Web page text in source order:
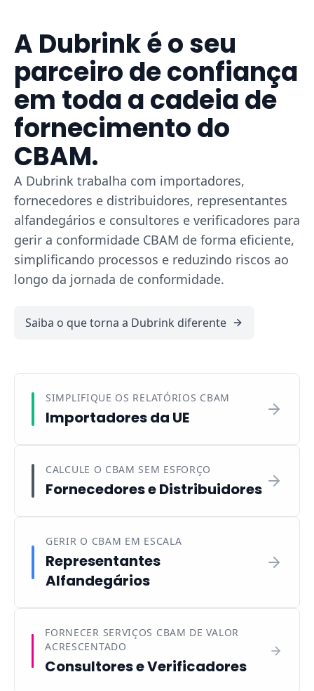
A Dubrink é o seu
parceiro de confiança
em toda a cadeia de
fornecimento do
CBAM.
A Dubrink trabalha com importadores,
fornecedores e distribuidores, representantes
alfandegários e consultores e verificadores para
gerir a conformidade CBAM de forma eficiente,
simplificando processos e reduzindo riscos ao
longo da jornada de conformidade.
Saiba o que torna a Dubrink diferente
SIMPLIFIQUE OS RELATÓRIOS CBAM
Importadores da UE
CALCULE O CBAM SEM ESFORÇO
Fornecedores e Distribuidores
GERIR O CBAM EM ESCALA
Representantes
Alfandegários
FORNECER SERVIÇOS CBAM DE VALOR
ACRESCENTADO
Consultores e Verificadores